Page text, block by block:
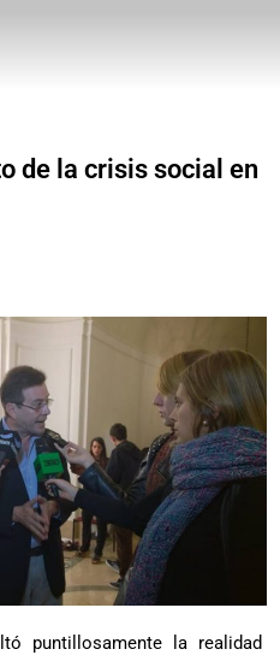
de la crisis social en
puntillosamente la realidad